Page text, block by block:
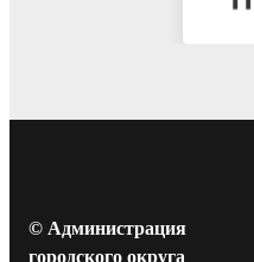
© Администрация
городского округа